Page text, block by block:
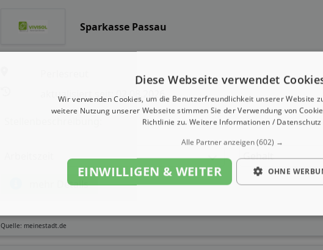
Sparkasse Passau
aktualisiert seit: 02.08.2026
Gehalt
mehr Details
Quelle: meinestadt.de
Diese Webseite verwendet
Wir verwenden Cookies, um die Benutzerfreundlichkeit unserer Website
weitere Nutzung unserer Webseite stimmen Sie der Verwendung von
Richtlinie zu. Weitere Informationen / Datenschutz
Alle Partner anzeigen(602) →
EINWILLIGEN & WEITER OHNE